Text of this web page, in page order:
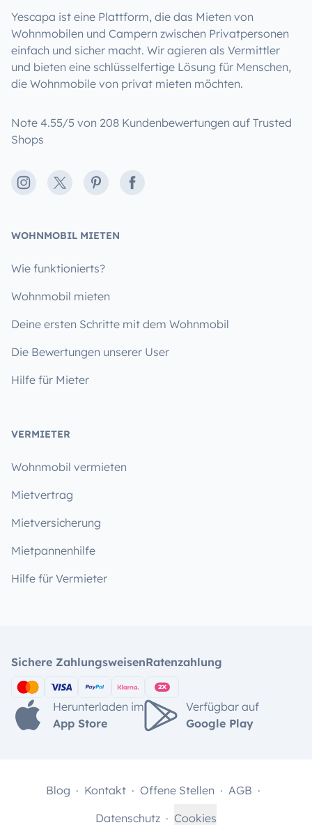
Yescapa ist eine Plattform, die das Mieten von
Wohnmobilen und Campern zwischen Privatpersonen
einfach und sicher macht. Wir agieren als Vermittler
und bieten eine schlüsselfertige Lösung für Menschen,
die Wohnmobile von privat mieten möchten.
Note 4.55/5 von 208 Kundenbewertungen auf Trusted
Shops
Instagram
X PinterestFacebook
WOHNMOBIL MIETEN
Wie funktionierts?
Wohnmobil mieten
Deine ersten Schritte mit dem Wohnmobil
Die Bewertungen unserer User
Hilfe für Mieter
VERMIETER
Wohnmobil vermieten
Mietvertrag
Mietversicherung
Mietpannenhilfe
Hilfe für Vermieter
Sichere ZahlungsweisenRatenzahlung
Herunterladen im
App Store
Verfügbar auf
Google Play
Blog Kontakt Offene Stellen
AGB
Datenschutz
Cookies